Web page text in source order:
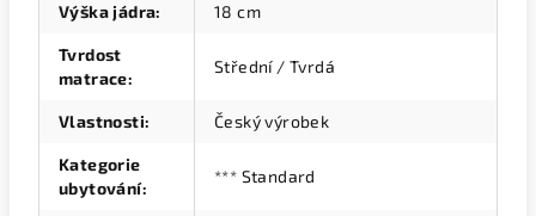
Výška jádra: 18 cm
Tvrdost
matrace:
Střední / Tvrdá
Vlastnosti: Český výrobek
Kategorie
ubytování:
*** Standard